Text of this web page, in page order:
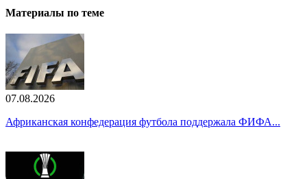
Материалы по теме
07.08.2026
Африканская конфедерация футбола поддержала ФИФА...